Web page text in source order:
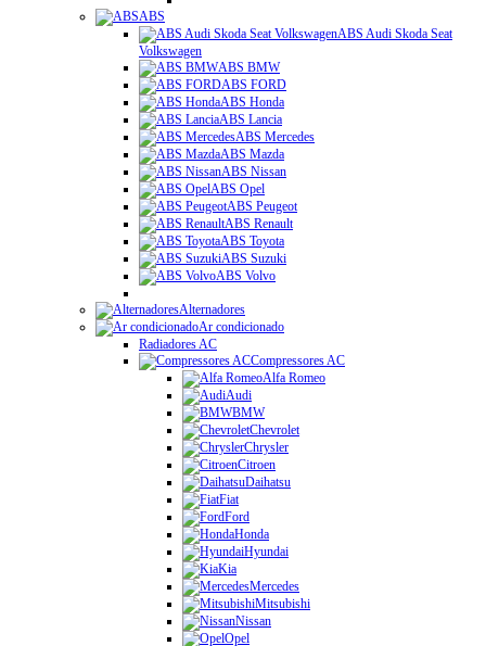
ABS
ABS Audi Skoda Seat
Volkswagen
ABS BMW
ABS FORD
ABS Honda
ABS Lancia
ABS Mercedes
ABS Mazda
ABS Nissan
ABS Opel
ABS Peugeot
ABS Renault
ABS Toyota
ABS Suzuki
ABS Volvo
Alternadores
Ar condicionado
Radiadores AC
Compressores AC
Alfa Romeo
Audi
BMW
Chevrolet
Chrysler
Citroen
Daihatsu
Fiat
Ford
Honda
Hyundai
Kia
Mercedes
Mitsubishi
Nissan
Opel